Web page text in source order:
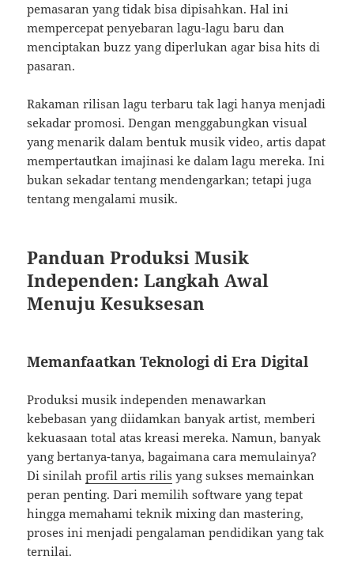
pemasaran yang tidak bisa dipisahkan. Hal ini
mempercepat penyebaran lagu-lagu baru dan
menciptakan buzz yang diperlukan agar bisa hits di
pasaran.
Rakaman rilisan lagu terbaru tak lagi hanya menjadi
sekadar promosi. Dengan menggabungkan visual
yang menarik dalam bentuk musik video, artis dapat
mempertautkan imajinasi ke dalam lagu mereka. Ini
bukan sekadar tentang mendengarkan; tetapi juga
tentang mengalami musik.
Panduan Produksi Musik
Independen: Langkah Awal
Menuju Kesuksesan
Memanfaatkan Teknologi di Era Digital
Produksi musik independen menawarkan
kebebasan yang diidamkan banyak artist, memberi
kekuasaan total atas kreasi mereka. Namun, banyak
yang bertanya-tanya, bagaimana cara memulainya?
Di sinilahprofil artis rilis yang sukses memainkan
peran penting. Dari memilih software yang tepat
hingga memahami teknik mixing dan mastering,
proses ini menjadi pengalaman pendidikan yang tak
ternilai.